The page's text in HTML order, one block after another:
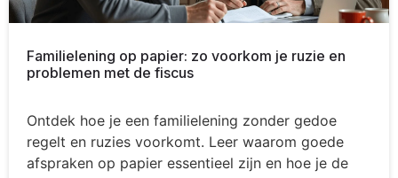
Familielening op papier: zo voorkom je ruzie en
problemen met de fiscus
Ontdek hoe je een familielening zonder gedoe
regelt en ruzies voorkomt. Leer waarom goede
afspraken op papier essentieel zijn en hoe je de